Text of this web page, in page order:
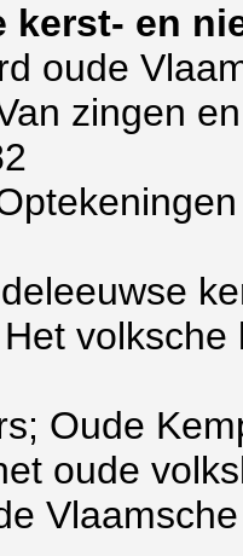
kerst- en
oude
zingen
Oude
oude